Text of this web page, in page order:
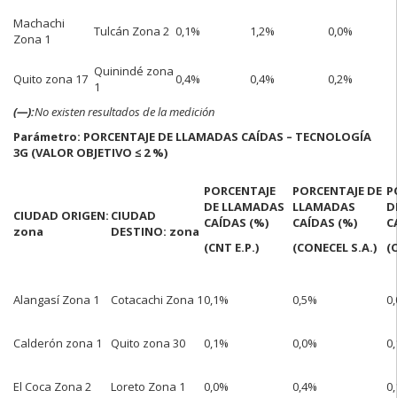
Machachi
Zona 1
Tulcán Zona 2 0,1% 1,2% 0,0%
Quito zona 17 Quinindé zona
1
0,4% 0,4% 0,2%
(—):No existen resultados de la medición
Parámetro: PORCENTAJE DE LLAMADAS CAÍDAS – TECNOLOGÍA
3G (VALOR OBJETIVO ≤ 2 %)
CIUDAD ORIGEN:
zona
CIUDAD
DESTINO: zona
PORCENTAJE
DE LLAMADAS
CAÍDAS (%)
(CNT E.P.)
PORCENTAJE DE
LLAMADAS
CAÍDAS (%)
(CONECEL S.A.)
Alangasí Zona 1 Cotacachi Zona 10,1% 0,5%
Calderón zona 1 Quito zona 30 0,1% 0,0%
El Coca Zona 2 Loreto Zona 1 0,0% 0,4%